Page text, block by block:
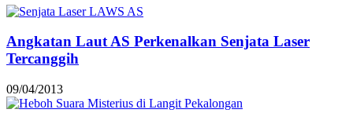
Angkatan Laut AS Perkenalkan Senjata Laser
Tercanggih
09/04/2013